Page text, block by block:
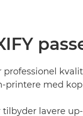
professionel
printere med
tilbyder lavere